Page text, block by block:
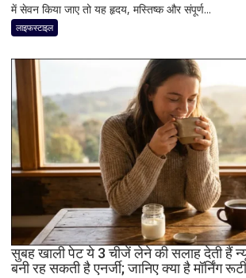
और
सेवन
का
बेहतर
में सेवन किया जाए तो यह हृदय, मस्तिष्क और संपूर्ण...
लाइफस्टाइल
सुबह खाली पेट ये 3 चीजें लेने की सलाह देती हैं
बनी रह सकती है एनर्जी; जानिए क्या है मॉर्निंग